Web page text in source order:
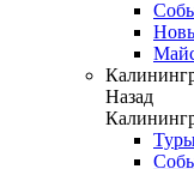
Назад